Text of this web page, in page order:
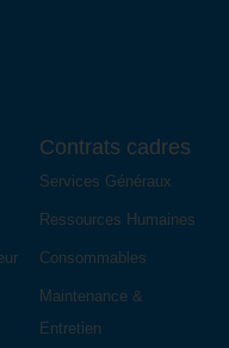
Contrats cadres
Services Généraux
Ressources Humaines
Consommables
Maintenance &
Entretien